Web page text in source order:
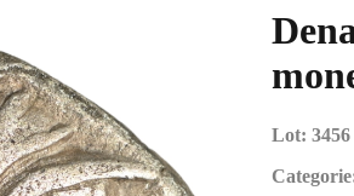
Lot: 3456